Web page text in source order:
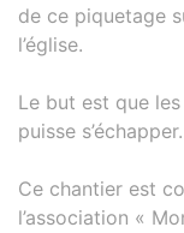
de ce piquetage
l’église.
Le but est que
puisse s’échapper.
Ce chantier est
l’association «